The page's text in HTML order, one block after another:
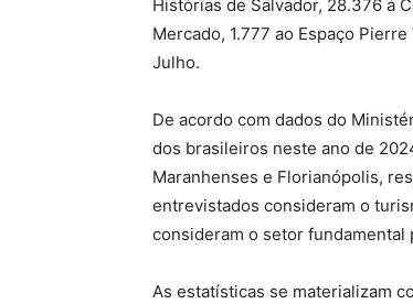
Histórias de Salvador, 28.376 à
Mercado, 1.777 ao Espaço
Julho.
De acordo com dados do
dos brasileiros neste ano de
Maranhenses e Florianópolis,
entrevistados consideram o
consideram o setor
As estatísticas se materializam